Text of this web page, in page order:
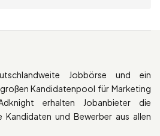
Jobbörse und ein
Kandidatenpool für Marketing
erhalten Jobanbieter die
Kandidaten und Bewerber aus allen